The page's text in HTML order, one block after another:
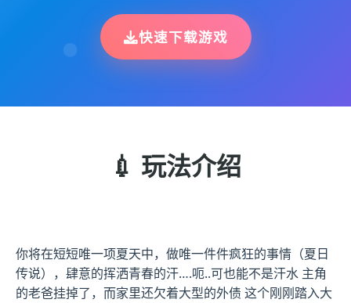
快速下载游戏
💉 玩法介绍
你将在短短唯一项夏天中，做唯一件件疯狂的事情（夏日
传说），肆意的挥洒青春的汗….呃..可也能不是汗水 主角
的老爸挂掉了，而家里还欠着大型的外债 这个刚刚踏入大